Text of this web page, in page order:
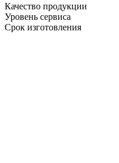
Качество продукции
Уровень сервиса
Срок изготовления